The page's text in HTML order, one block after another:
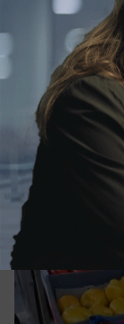
Экономика
Цены на
Топ